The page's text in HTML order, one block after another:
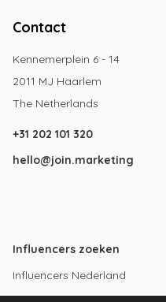
Contact
Kennemerplein 6 - 14
2011 MJ Haarlem
The Netherlands
+31 202 101 320
hello@join.marketing
Influencers zoeken
Influencers Nederland